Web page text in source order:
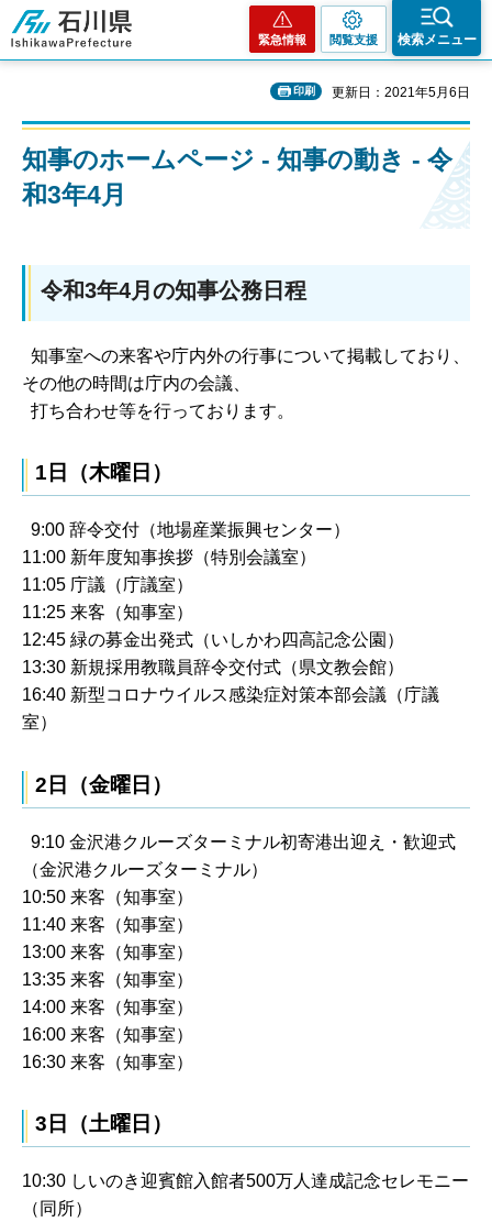
石川県
緊急情報 閲覧支援 検索メニュー
印刷 更新日：2021年5月6日
知事のホームページ - 知事の動き - 令
和3年4月
令和3年4月の知事公務日程
知事室への来客や庁内外の行事について掲載しており、
その他の時間は庁内の会議、
打ち合わせ等を行っております。
1日（木曜日）
9:00 辞令交付（地場産業振興センター）
11:00 新年度知事挨拶（特別会議室）
11:05 庁議（庁議室）
11:25 来客（知事室）
12:45 緑の募金出発式（いしかわ四高記念公園）
13:30 新規採用教職員辞令交付式（県文教会館）
16:40 新型コロナウイルス感染症対策本部会議（庁議
室）
2日（金曜日）
9:10 金沢港クルーズターミナル初寄港出迎え・歓迎式
（金沢港クルーズターミナル）
10:50 来客（知事室）
11:40 来客（知事室）
13:00 来客（知事室）
13:35 来客（知事室）
14:00 来客（知事室）
16:00 来客（知事室）
16:30 来客（知事室）
3日（土曜日）
10:30 しいのき迎賓館入館者500万人達成記念セレモニー
（同所）